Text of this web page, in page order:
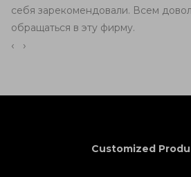
себя зарекомендовали. Всем
обращаться в эту фирму.
‹ ›
Customized